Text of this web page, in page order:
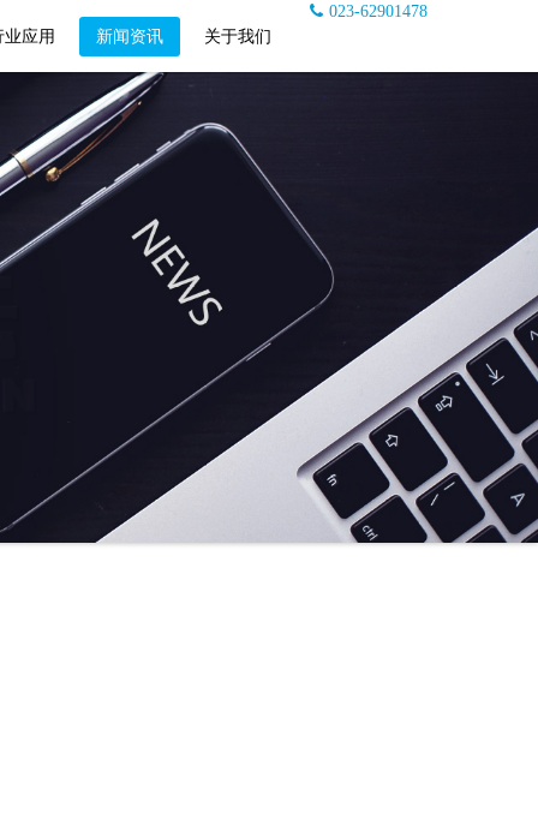
023-62901478
业应用
新闻资讯 关于我们